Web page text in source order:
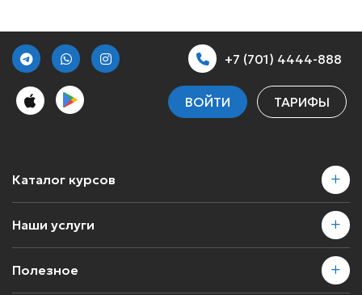
+7 (701) 4444-888
ВОЙТИ ТАРИФЫ
Каталог курсов
Наши услуги
Полезное